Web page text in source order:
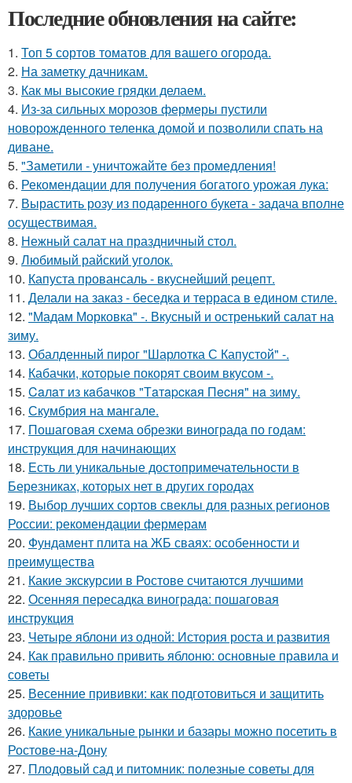
Последние обновления на сайте:
1. Топ 5 сортов томатов для вашего огорода.
2. На заметку дачникам.
3. Как мы высокие грядки делаем.
4. Из-за сильных морозов фермеры пустили
новорожденного теленка домой и позволили спать на
диване.
5. "Заметили - уничтожайте без промедления!
6. Рекомендации для получения богатого урожая лука:
7. Вырастить розу из подаренного букета - задача вполне
осуществимая.
8. Нежный салат на праздничный стол.
9. Любимый райский уголок.
10. Капуста провансаль - вкуснейший рецепт.
11. Делали на заказ - беседка и терраса в едином стиле.
12. "Мадам Морковка" -. Вкусный и остренький салат на
зиму.
13. Обалденный пирог "Шарлотка С Капустой" -.
14. Кабачки, которые покорят своим вкусом -.
15. Caлaт из кaбaчкoв "Тaтapcкaя Пecня" нa зиму.
16. Скумбрия на мангале.
17. Пошаговая схема обрезки винограда по годам:
инструкция для начинающих
18. Есть ли уникальные достопримечательности в
Березниках, которых нет в других городах
19. Выбор лучших сортов свеклы для разных регионов
России: рекомендации фермерам
20. Фундамент плита на ЖБ сваях: особенности и
преимущества
21. Какие экскурсии в Ростове считаются лучшими
22. Осенняя пересадка винограда: пошаговая
инструкция
23. Четыре яблони из одной: История роста и развития
24. Как правильно привить яблоню: основные правила и
советы
25. Весенние прививки: как подготовиться и защитить
здоровье
26. Какие уникальные рынки и базары можно посетить в
Ростове-на-Дону
27. Плодовый сад и питомник: полезные советы для